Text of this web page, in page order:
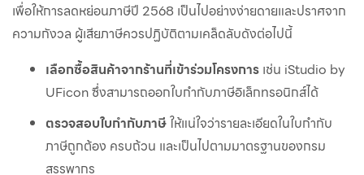
เพื่อให้การลดหย่อนภาษีปี 2568 เป็นไปอย่างง่ายดายและปราศจาก
ความกังวล ผู้เสียภาษีควรปฏิบัติตามเคล็ดลับดังต่อไปนี้
เลือกซื้อสินค้าจากร้านที่เข้าร่วมโครงการเช่น iStudio by
UFicon ซึ่งสามารถออกใบกำกับภาษีอิเล็กทรอนิกส์ได้
ตรวจสอบใบกำกับภาษีให้แน่ใจว่ารายละเอียดในใบกำกับ
ภาษีถูกต้อง ครบถ้วน และเป็นไปตามมาตรฐานของกรม
สรรพากร